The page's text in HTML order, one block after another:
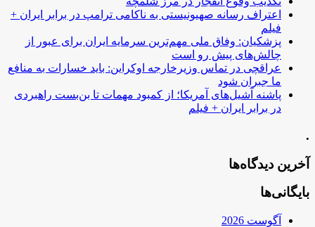
اعتراف رسانه صهیونیستی به ناکامی ترامپ در برابر ایران +
فیلم
پزشکیان: وفاق ملی مهم‌ترین سرمایه ایران برای عبور از
چالش‌های پیش رو است
عراقچی در تماس وزیرخارجه اوکراین: باید خسارات به منافع
ما جبران شود
پاشنه آشیل‌های آمریکا؛ از کمبود مهمات تا بن‌بست راهبردی
در برابر ایران + فیلم
.
آخرین دیدگاه‌ها
بایگانی‌ها
آگوست 2026